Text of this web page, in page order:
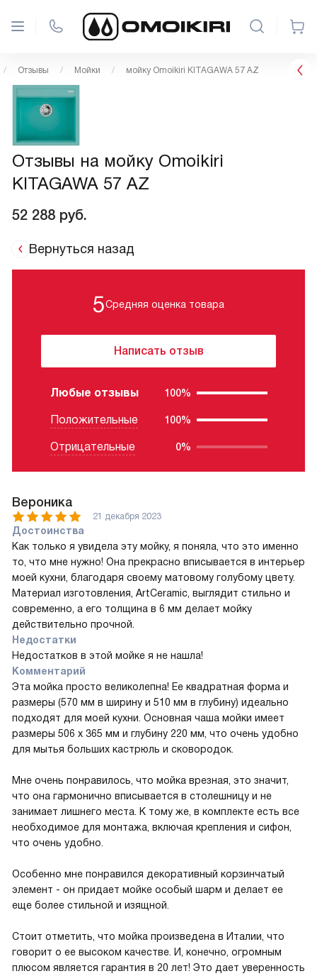
Отзывы Мойки мойку Omoikiri KITAGAWA 57 AZ
Отзывы на мойку Omoikiri
KITAGAWA 57 AZ
52 288 руб.
Вернуться назад
5Средняя оценка товара
Написать отзыв
Любые отзывы 100%
Положительные 100%
Отрицательные 0%
Вероника
21 декабря 2023
Достоинства
Как только я увидела эту мойку, я поняла, что это именно
то, что мне нужно! Она прекрасно вписывается в интерьер
моей кухни, благодаря своему матовому голубому цвету.
Материал изготовления, ArtCeramic, выглядит стильно и
современно, а его толщина в 6 мм делает мойку
действительно прочной.
Недостатки
Недостатков в этой мойке я не нашла!
Комментарий
Эта мойка просто великолепна! Ее квадратная форма и
размеры (570 мм в ширину и 510 мм в глубину) идеально
подходят для моей кухни. Основная чаша мойки имеет
размеры 506 х 365 мм и глубину 220 мм, что очень удобно
для мытья больших кастрюль и сковородок.
Мне очень понравилось, что мойка врезная, это значит,
что она гармонично вписывается в столешницу и не
занимает лишнего места. К тому же, в комплекте есть все
необходимое для монтажа, включая крепления и сифон,
что очень удобно.
Особенно мне понравился декоративный корзинчатый
элемент - он придает мойке особый шарм и делает ее
еще более стильной и изящной.
Стоит отметить, что мойка произведена в Италии, что
говорит о ее высоком качестве. И, конечно, огромным
плюсом является гарантия в 20 лет! Это дает уверенность